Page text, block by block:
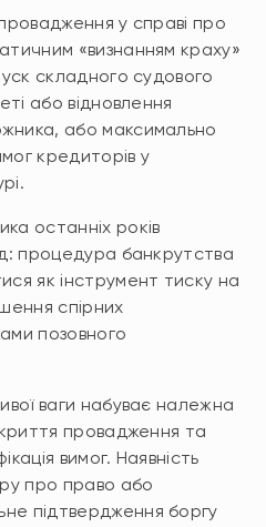
у справі про
«визнанням краху»
складного судового
або відновлення
або максимально
кредиторів у
останніх років
процедура банкрутства
як інструмент тиску на
спірних
позовного
ваги набуває належна
провадження та
вимог. Наявність
про право або
підтвердження боргу